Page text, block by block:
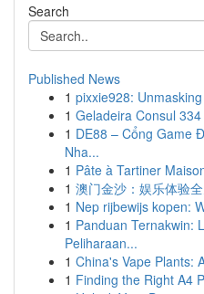
Search
Published News
1 pixxie928:
1 Geladeira Consul
1 DE88 – Cổng Game
Nha...
1 Pâte à Tartiner
1 澳门金沙：娱乐体验
1 Nep rijbewijs kopen:
1 Panduan Ternakwin:
Peliharaan...
1 China's Vape Plants:
1 Finding the Right A4